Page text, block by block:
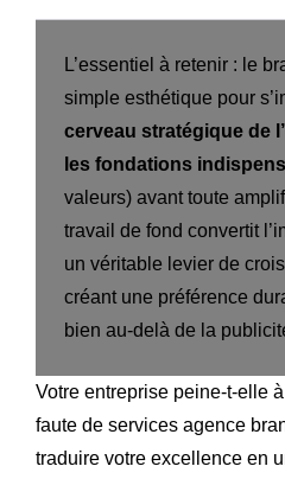
L’essentiel à retenir : le
simple esthétique pour
cerveau stratégique de
les fondations
valeurs) avant toute
travail de fond convertit
un véritable levier de
créant une préférence
bien au-delà de la
Votre entreprise peine-t-elle
faute de services agence
traduire votre excellence en